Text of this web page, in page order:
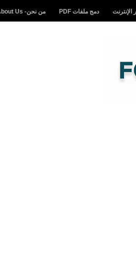
دمج ملفات PDF من نحن- About Us